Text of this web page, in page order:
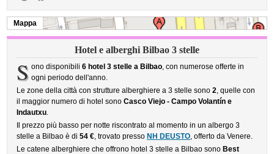
Mappa
Hotel e alberghi Bilbao 3 stelle
S ono disponibili 6 hotel 3 stelle a Bilbao, con numerose offerte in
ogni periodo dell'anno.
Le zone della città con strutture alberghiere a 3 stelle sono2, quelle con
il maggior numero di hotel sonoCasco Viejo - Campo Volantín e
Indautxu.
Il prezzo più basso per notte riscontrato al momento in un albergo 3
stelle a Bilbao è di54 €, trovato presso NH DEUSTO, offerto da Venere.
Le catene alberghiere che offrono hotel 3 stelle a Bilbao sono Best